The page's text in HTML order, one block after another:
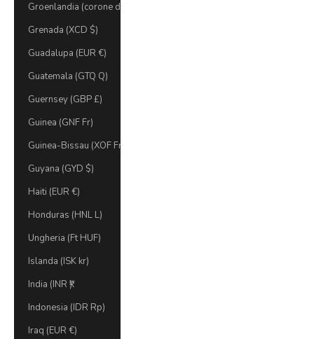
Groenlandia (corone danesi)
Grenada (XCD $)
Guadalupa (EUR €)
Guatemala (GTQ Q)
Guernsey (GBP £)
Guinea (GNF Fr)
Guinea-Bissau (XOF Fr)
Guyana (GYD $)
Haiti (EUR €)
Honduras (HNL L)
Ungheria (Ft HUF)
Islanda (ISK kr)
India (INR ₹)
Indonesia (IDR Rp)
Iraq (EUR €)